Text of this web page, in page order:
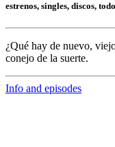
estrenos, singles, discos,
¿Qué hay de nuevo,
conejo de la suerte.
Info and episodes